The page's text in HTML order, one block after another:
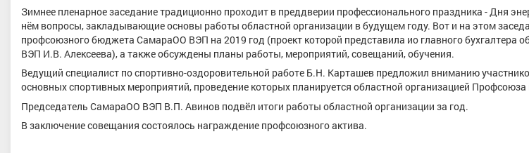
Зимнее пленарное заседание традиционно проходит в преддверии профессионального праздника - Дня
нём вопросы, закладывающие основы работы областной организации в будущем году. Вот и на этом
профсоюзного бюджета СамараОО ВЭП на 2019 год (проект которой представила ио главного бухгалтера
ВЭП И.В. Алексеева), а также обсуждены планы работы, мероприятий, совещаний, обучения.
Ведущий специалист по спортивно-оздоровительной работе Б.Н. Карташев предложил вниманию
основных спортивных мероприятий, проведение которых планируется областной организацией Профсоюза
Председатель СамараОО ВЭП В.П. Авинов подвёл итоги работы областной организации за год.
В заключение совещания состоялось награждение профсоюзного актива.